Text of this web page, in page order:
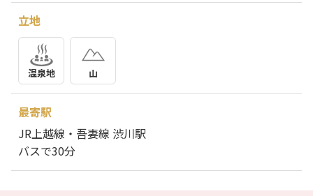
立地
温泉地 山
最寄駅
JR上越線・吾妻線 渋川駅
バスで30分